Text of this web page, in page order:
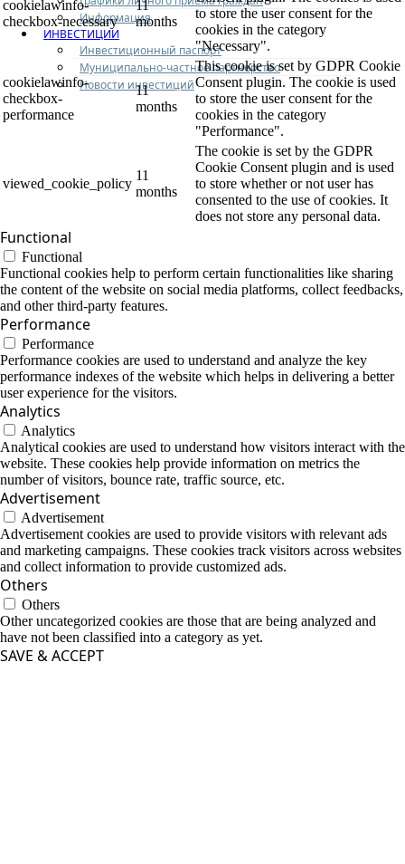
Информация
ИНВЕСТИЦИИ
Инвестиционный паспорт
Муниципально-частное партнерство
Новости инвестиций
cookielawinfo-
checkbox-necessary
11
months
to store the user consent for the
cookies in the category
"Necessary".
cookielawinfo-
checkbox-
performance
11
months
This cookie is set by GDPR Cookie
Consent plugin. The cookie is used
to store the user consent for the
cookies in the category
"Performance".
viewed_cookie_policy
11
months
The cookie is set by the GDPR
Cookie Consent plugin and is used
to store whether or not user has
consented to the use of cookies. It
does not store any personal data.
Functional
Functional
Functional cookies help to perform certain functionalities like sharing
the content of the website on social media platforms, collect feedbacks,
and other third-party features.
Performance
Performance
Performance cookies are used to understand and analyze the key
performance indexes of the website which helps in delivering a better
user experience for the visitors.
Analytics
Analytics
Analytical cookies are used to understand how visitors interact with the
website. These cookies help provide information on metrics the
number of visitors, bounce rate, traffic source, etc.
Advertisement
Advertisement
Advertisement cookies are used to provide visitors with relevant ads
and marketing campaigns. These cookies track visitors across websites
and collect information to provide customized ads.
Others
Others
Other uncategorized cookies are those that are being analyzed and
have not been classified into a category as yet.
SAVE & ACCEPT